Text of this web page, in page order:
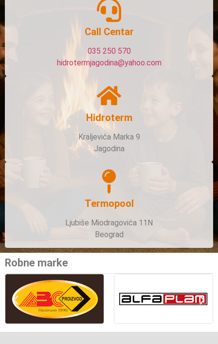
Call Centar
035 250 570
hidrotermjagodina@yahoo.com
Hidroterm
Kraljevića Marka 9
Jagodina
Termopool
Ljubiše Miodragovića 11N
Beograd
Robne marke